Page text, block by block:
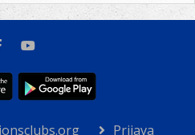
Prijava